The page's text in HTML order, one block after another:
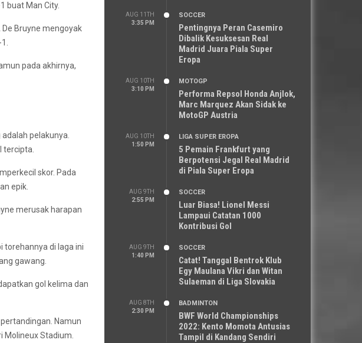
buat Man City.
Bruyne mengoyak
pada akhirnya,
pelakunya.
tercipta.
skor. Pada
epik.
merusak harapan
torehannya di laga ini
gawang.
gol kelima dan
Namun
Molineux Stadium.
AUG 11TH
3:35 PM
SOCCER
Pentingnya Peran Casemiro
Dibalik Kesuksesan Real
Madrid Juara Piala Super
Eropa
AUG 10TH
3:10 PM
MOTOGP
Performa Repsol Honda Anjlok,
Marc Marquez Akan Sidak ke
MotoGP Austria
AUG 10TH
1:50 PM
LIGA SUPER EROPA
5 Pemain Frankfurt yang
Berpotensi Jegal Real Madrid
di Piala Super Eropa
AUG 9TH
2:55 PM
SOCCER
Luar Biasa! Lionel Messi
Lampaui Catatan 1000
Kontribusi Gol
AUG 9TH
1:40 PM
SOCCER
Catat! Tanggal Bentrok Klub
Egy Maulana Vikri dan Witan
Sulaeman di Liga Slovakia
AUG 8TH
2:30 PM
BADMINTON
BWF World Championships
2022: Kento Momota Antusias
Tampil di Kandang Sendiri